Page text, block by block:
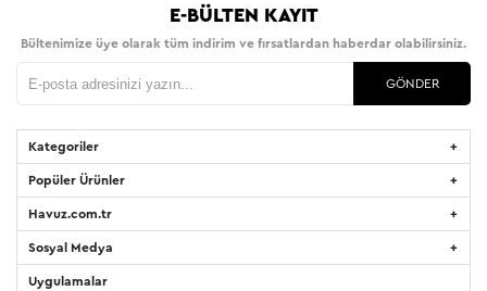
E-BÜLTEN KAYIT
Bültenimize üye olarak tüm indirim ve fırsatlardan haberdar olabilirsiniz.
GÖNDER
Kategoriler
Popüler Ürünler
Havuz.com.tr
Sosyal Medya
Uygulamalar